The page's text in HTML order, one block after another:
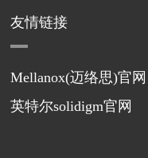
友情链接
Mellanox(迈络思)官网
英特尔solidigm官网